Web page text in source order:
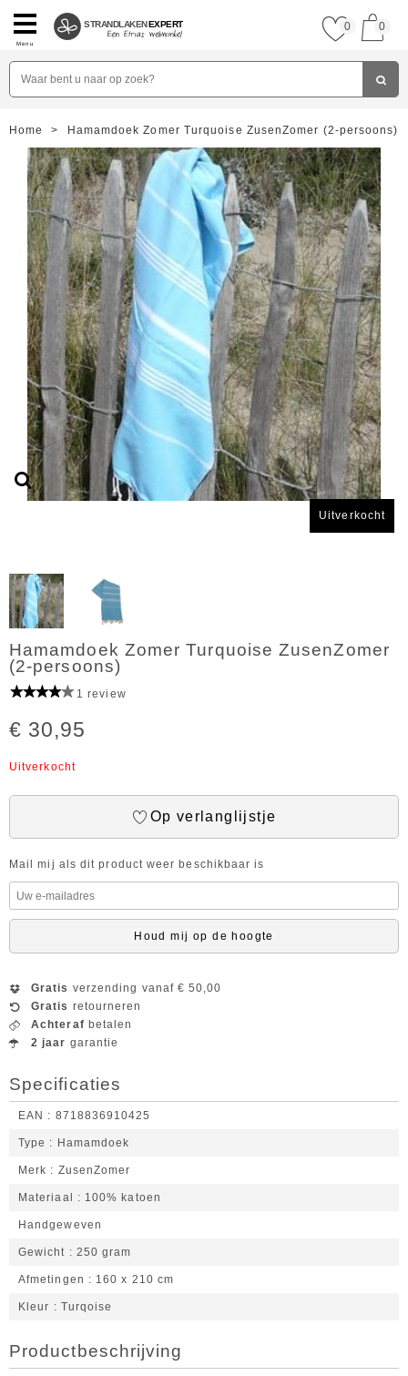
Menu
STRANDLAKENEXPERT 0 0
Home > Hamamdoek Zomer Turquoise ZusenZomer (2-persoons)
Uitverkocht
Hamamdoek Zomer Turquoise ZusenZomer
(2-persoons)
1 review
€ 30,95
Uitverkocht
Op verlanglijstje
Mail mij als dit product weer beschikbaar is
Houd mij op de hoogte
Gratis verzending vanaf € 50,00
Gratis retourneren
Achteraf betalen
2 jaar garantie
Specificaties
EAN 8718836910425
Type Hamamdoek
Merk ZusenZomer
Materiaal 100% katoen
Handgeweven
Gewicht 250 gram
Afmetingen 160 x 210 cm
Kleur Turqoise
Productbeschrijving